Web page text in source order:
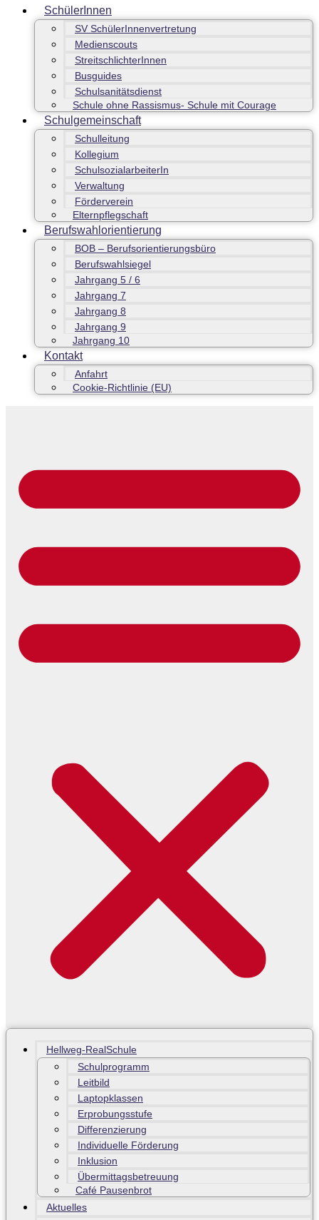
SchülerInnen
SV SchülerInnenvertretung
Medienscouts
StreitschlichterInnen
Busguides
Schulsanitätsdienst
Schule ohne Rassismus- Schule mit Courage
Schulgemeinschaft
Schulleitung
Kollegium
SchulsozialarbeiterIn
Verwaltung
Förderverein
Elternpflegschaft
Berufswahlorientierung
BOB – Berufsorientierungsbüro
Berufswahlsiegel
Jahrgang 5 / 6
Jahrgang 7
Jahrgang 8
Jahrgang 9
Jahrgang 10
Kontakt
Anfahrt
Cookie-Richtlinie (EU)
Hellweg-RealSchule
Schulprogramm
Leitbild
Laptopklassen
Erprobungsstufe
Differenzierung
Individuelle Förderung
Inklusion
Übermittagsbetreuung
Café Pausenbrot
Aktuelles